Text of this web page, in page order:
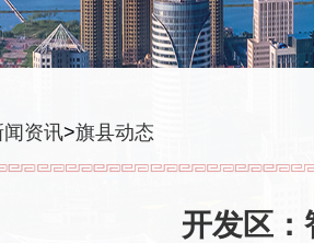
闻资讯>旗县动态
开发区：